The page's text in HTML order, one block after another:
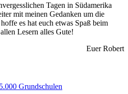
Grundschulen
Tagen in Südamerika
mit meinen Gedanken um die
es hat euch etwas Spaß beim
Lesern alles Gute!
Euer Robert